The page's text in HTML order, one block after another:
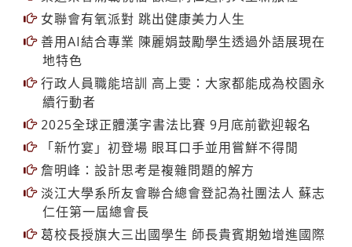
善用AI結合專業 陳麗娟鼓勵學生透過外語展現在
地特色
行政人員職能培訓 高上雯：大家都能成為校園永
續行動者
2025全球正體漢字書法比賽 9月底前歡迎報名
「新竹宴」初登場 眼耳口手並用嘗鮮不得閒
詹明峰：設計思考是複雜問題的解方
淡江大學系所友會聯合總會登記為社團法人 蘇志
仁任第一屆總會長
葛校長授旗大三出國學生 師長貴賓期勉增進國際
視野